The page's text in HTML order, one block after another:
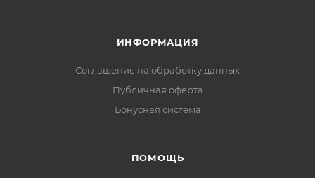
ИНФОРМАЦИЯ
Соглашение на обработку данных
Публичная оферта
Бонусная система
ПОМОЩЬ